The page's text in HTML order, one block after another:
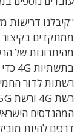
"קיבלנו דרישות
מהיתרונות של
רשתות לדור
המהנדסים
דרכים להיות